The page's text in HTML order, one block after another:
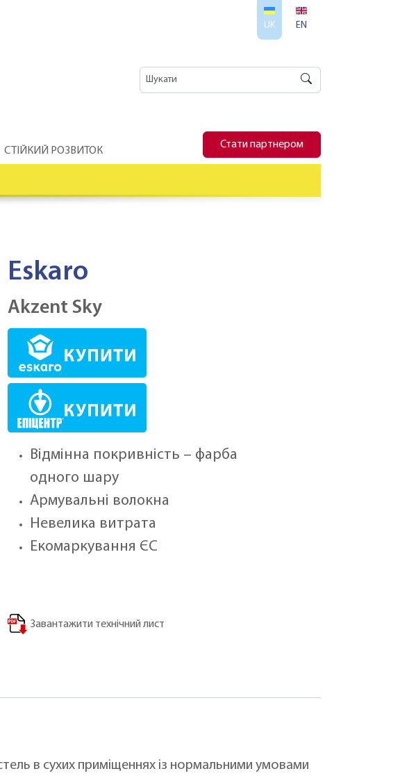
UK EN
СТІЙКИЙ РОЗВИТОК
Стати партнером
Eskaro
Akzent Sky
Відмінна покривність – фарба
одного шару
Армувальні волокна
Невелика витрата
Екомаркування ЄC
Завантажити технічний лист
в сухих приміщеннях із нормальними умовами